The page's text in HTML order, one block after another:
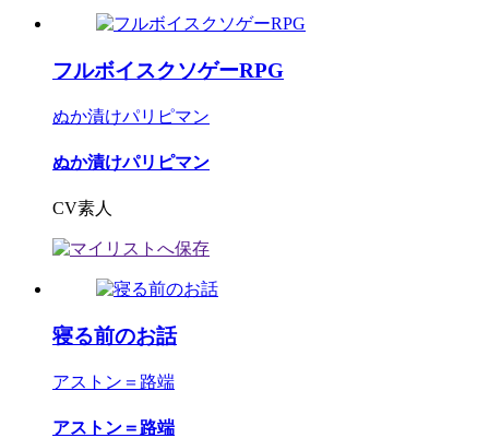
フルボイスクソゲーRPG
ぬか漬けパリピマン
ぬか漬けパリピマン
CV素人
寝る前のお話
アストン＝路端
アストン＝路端